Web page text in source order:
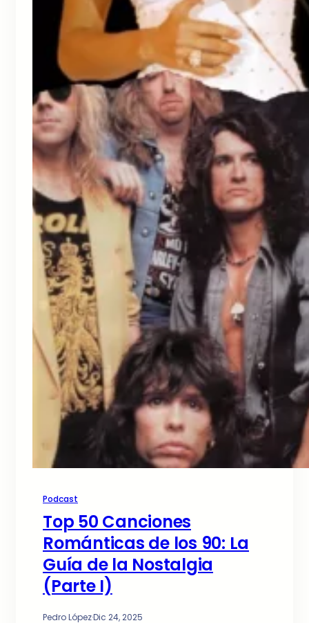
Podcast
Top 50 Canciones
Románticas de los 90: La
Guía de la Nostalgia
(Parte I)
Pedro López·Dic 24, 2025